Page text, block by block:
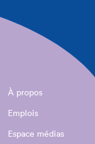
À propos
Emplois
Espace médias